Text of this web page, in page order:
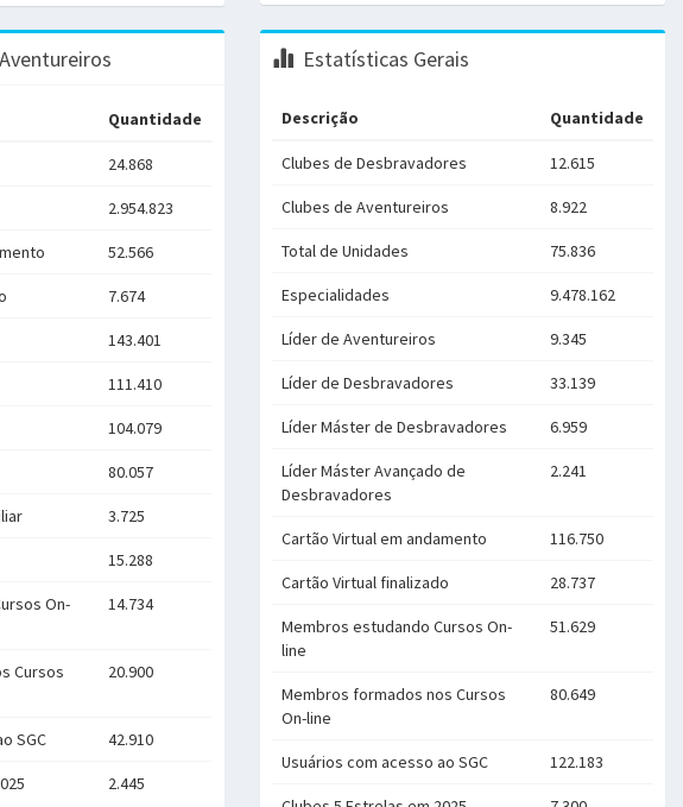
Quantidade
24.868
2.954.823
52.566
7.674
143.401
111.410
104.079
80.057
3.725
15.288
On-
14.734
Cursos
20.900
SGC 42.910
2.445
Estatísticas Gerais
Descrição Quantidade
Clubes de Desbravadores 12.615
Clubes de Aventureiros 8.922
Total de Unidades 75.836
Especialidades 9.478.162
Líder de Aventureiros 9.345
Líder de Desbravadores 33.139
Líder Máster de Desbravadores 6.959
Líder Máster Avançado de
Desbravadores
2.241
Cartão Virtual em andamento 116.750
Cartão Virtual finalizado 28.737
Membros estudando Cursos On-
line
51.629
Membros formados nos Cursos
On-line
80.649
Usuários com acesso ao SGC 122.183